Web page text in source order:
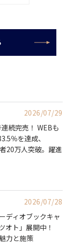
2026/07/29
続完売！ WEBも
％を達成、
20万人突破。躍進
2026/07/28
ディオブックキャ
オト」展開中！
力と施策